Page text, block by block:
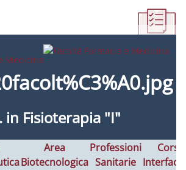
in Fisioterapia "I"
Area
Biotecnologica
Professioni
Sanitarie
Corsi